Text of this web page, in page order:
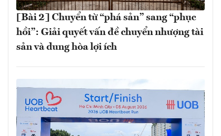
[Bài 2] Chuyển từ “phá sản” sang “phục
hồi”: Giải quyết vấn đề chuyển nhượng tài
sản và dung hòa lợi ích